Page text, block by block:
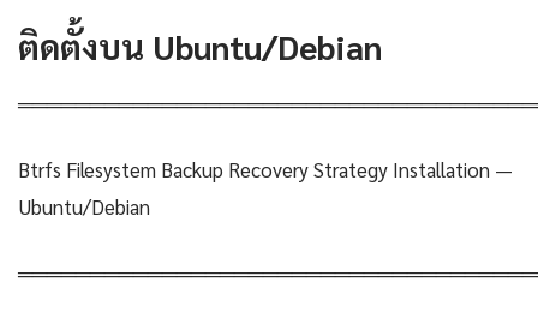
ติดตั้งบน Ubuntu/Debian
Btrfs Filesystem Backup Recovery Strategy Installation —
Ubuntu/Debian